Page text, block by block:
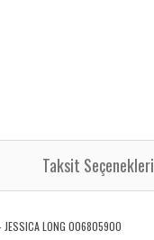
Taksit Seçenekleri
JESSICA LONG 006805900